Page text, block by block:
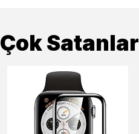
Çok Satanlar